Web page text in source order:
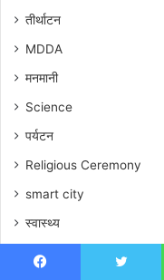
तीर्थाटन
MDDA
मनमानी
Science
पर्यटन
Religious Ceremony
smart city
स्वास्थ्य
Health